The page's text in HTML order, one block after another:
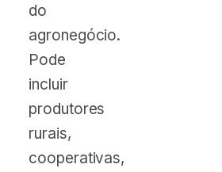
do
agronegócio.
Pode
incluir
produtores
rurais,
cooperativas,